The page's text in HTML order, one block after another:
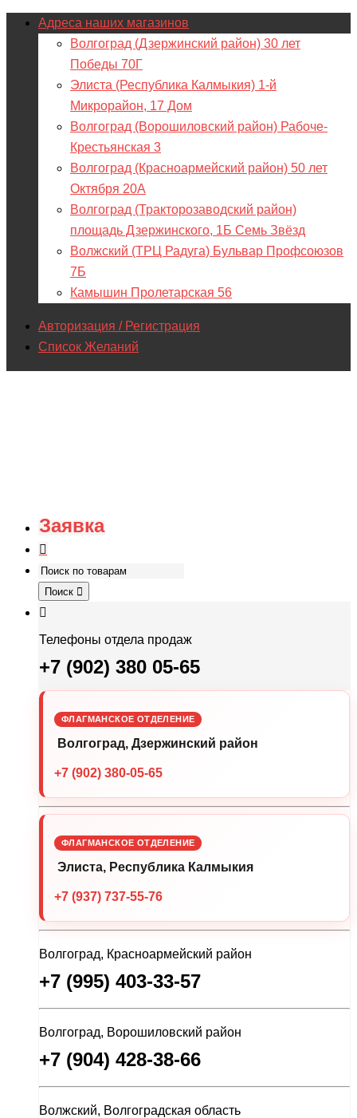
Адреса наших магазинов
Волгоград (Дзержинский район) 30 лет
Победы 70Г
Элиста (Республика Калмыкия) 1-й
Микрорайон, 17 Дом
Волгоград (Ворошиловский район) Рабоче-
Крестьянская 3
Волгоград (Красноармейский район) 50 лет
Октября 20А
Волгоград (Тракторозаводский район)
площадь Дзержинского, 1Б Семь Звёзд
Волжский (ТРЦ Радуга) Бульвар Профсоюзов
7Б
Камышин Пролетарская 56
Авторизация / Регистрация
Список Желаний
Заявка
Поиск
Телефоны отдела продаж
+7 (902) 380 05-65
ФЛАГМАНСКОЕ ОТДЕЛЕНИЕ
Волгоград, Дзержинский район
+7 (902) 380-05-65
ФЛАГМАНСКОЕ ОТДЕЛЕНИЕ
Элиста, Республика Калмыкия
+7 (937) 737-55-76
Волгоград, Красноармейский район
+7 (995) 403-33-57
Волгоград, Ворошиловский район
+7 (904) 428-38-66
Волжский, Волгоградская область